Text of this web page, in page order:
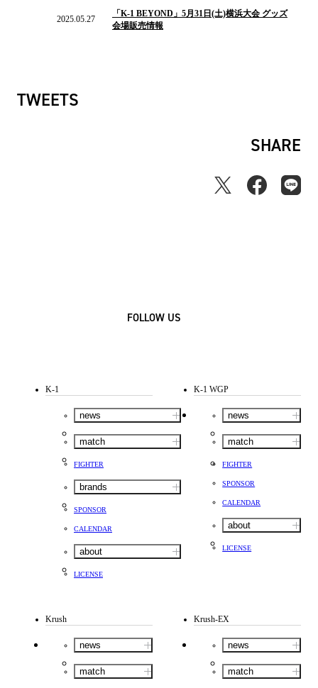
2025.05.27
「K-1 BEYOND」5月31日(土)横浜大会 グッズ
会場販売情報
TWEETS
SHARE
FOLLOW US
K-1
news
match
FIGHTER
brands
SPONSOR
CALENDAR
about
LICENSE
K-1 WGP
news
match
FIGHTER
SPONSOR
CALENDAR
about
LICENSE
Krush
news
match
Krush-EX
news
match